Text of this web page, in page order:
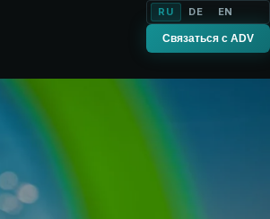
RU DE EN
Связаться с ADV